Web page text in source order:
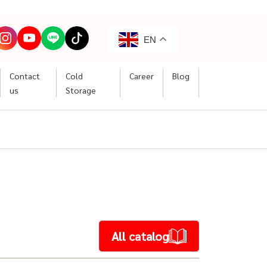
EN
Contact
us
Cold
Storage
Career Blog
All catalog